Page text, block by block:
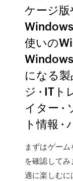
ケージ
使いの
になる
ジ · ITト
イター ·
ト情報 ·
まずはゲー
を確認して
適に楽しむに